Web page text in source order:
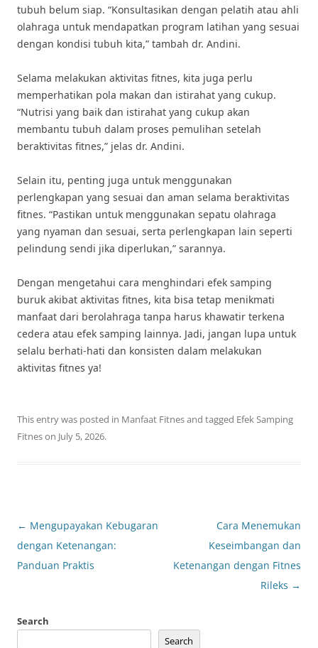
tubuh belum siap. “Konsultasikan dengan pelatih atau ahli
olahraga untuk mendapatkan program latihan yang sesuai
dengan kondisi tubuh kita,” tambah dr. Andini.
Selama melakukan aktivitas fitnes, kita juga perlu
memperhatikan pola makan dan istirahat yang cukup.
“Nutrisi yang baik dan istirahat yang cukup akan
membantu tubuh dalam proses pemulihan setelah
beraktivitas fitnes,” jelas dr. Andini.
Selain itu, penting juga untuk menggunakan
perlengkapan yang sesuai dan aman selama beraktivitas
fitnes. “Pastikan untuk menggunakan sepatu olahraga
yang nyaman dan sesuai, serta perlengkapan lain seperti
pelindung sendi jika diperlukan,” sarannya.
Dengan mengetahui cara menghindari efek samping
buruk akibat aktivitas fitnes, kita bisa tetap menikmati
manfaat dari berolahraga tanpa harus khawatir terkena
cedera atau efek samping lainnya. Jadi, jangan lupa untuk
selalu berhati-hati dan konsisten dalam melakukan
aktivitas fitnes ya!
This entry was posted in Manfaat Fitnesand tagged Efek Samping
Fitneson July 5, 2026.
Post
navigation
← Mengupayakan Kebugaran
dengan Ketenangan:
Panduan Praktis
Cara Menemukan
Keseimbangan dan
Ketenangan dengan Fitnes
Rileks →
Search
Search